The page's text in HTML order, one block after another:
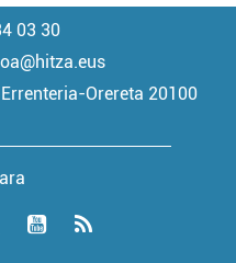
03 30
Orereta 20100